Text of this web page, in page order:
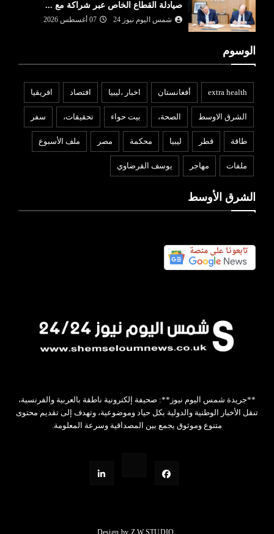
صيادلة القطاع الخاص عبر شراكة مع ...
شمس اليوم نيوز 24 07 أغسطس 2026
الوسوم
extra health أفغانستان اخبار ،ليبيا افتصاد افريقيا
الشرق الاوسط الصحة، بيت حواء تحقيقات، سفر
طاقة قطر ليبيا محكمة مصر ملف الأسبوع
ملفات مهاجر يوسف القرضاوي
الشرق الأوسط
**جريدة شمس اليوم نيوز**: صحيفة إلكترونية ناطقة بالعربية والفرنسية،
تنقل الأخبار الوطنية والدولية بكل حياد وموضوعية، وتهدف إلى تقديم محتوى
متنوع وموثوق يجمع بين المصداقية وسرعة المعلومة.